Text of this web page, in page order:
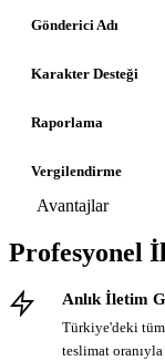
Gönderici Adı
Karakter Desteği
Raporlama
Vergilendirme
Avantajlar
Profesyonel
Anlık İletim
Türkiye'deki tüm
teslimat oranıyla